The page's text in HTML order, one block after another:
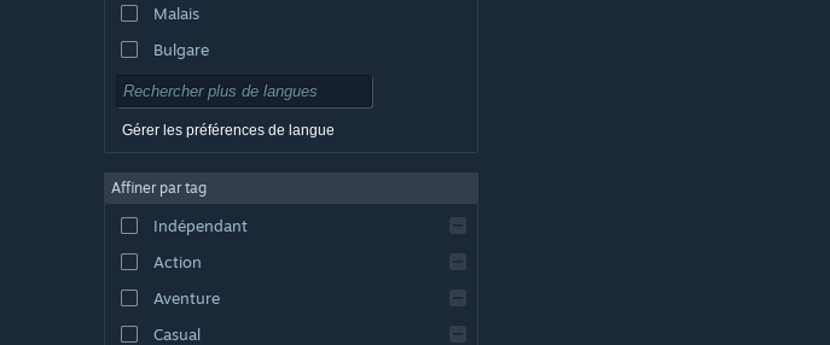
Malais
Bulgare
Tchèque
Danois
Anglais
Espagnol - Espagne
Espagnol - Amérique latine
Gérer les préférences de langue
Affiner par tag
Indépendant
Action
Aventure
Casual